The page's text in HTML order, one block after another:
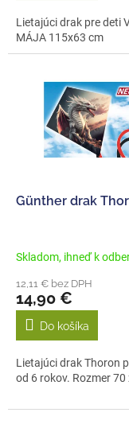
Lietajúci drak pre deti
MÁJA 115x63 cm
Günther drak
Skladom, ihneď k
12,11 € bez DPH
14,90 €
Do košíka
Lietajúci drak Thoron
od 6 rokov. Rozmer 70